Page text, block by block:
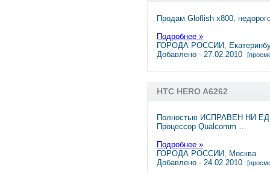
Продам Gloflish x800,
Подробнее »
ГОРОДА РОССИИ,
Добавлено - 27.02.2010
HTC HERO A6262
Полностью ИСПРАВЕН НИ
Процессор Qualcomm …
Подробнее »
ГОРОДА РОССИИ, Москва
Добавлено - 24.02.2010